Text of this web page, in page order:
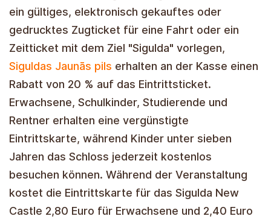
ein gültiges, elektronisch gekauftes oder
gedrucktes Zugticket für eine Fahrt oder ein
Zeitticket mit dem Ziel "Sigulda" vorlegen,
Siguldas Jaunās pils erhalten an der Kasse einen
Rabatt von 20 % auf das Eintrittsticket.
Erwachsene, Schulkinder, Studierende und
Rentner erhalten eine vergünstigte
Eintrittskarte, während Kinder unter sieben
Jahren das Schloss jederzeit kostenlos
besuchen können. Während der Veranstaltung
kostet die Eintrittskarte für das Sigulda New
Castle 2,80 Euro für Erwachsene und 2,40 Euro